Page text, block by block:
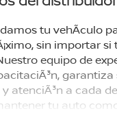
tu vehÃ­culo
sin importar si
equipo de
garantiza
atenciÃ³n a cada
tu auto